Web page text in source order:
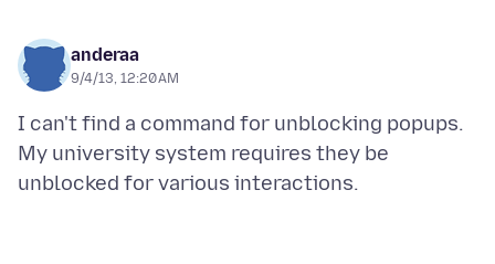
anderaa
9/4/13, 12:20 AM
I can't find a command for unblocking popups.
My university system requires they be